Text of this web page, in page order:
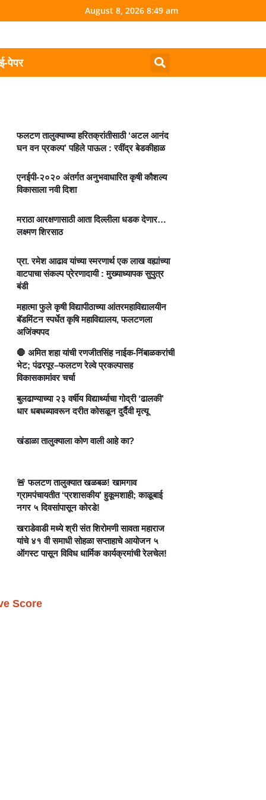
August 8, 2026 8:49 am
पेपर
फलटण तालुक्याच्या हरितक्रांतीसाठी ‘अटल आनंद
घन वन प्रकल्प’ पहिले पाऊल : रवींद्र बेडकीहाळ
एनईपी-२०२० अंतर्गत अनुभवाधारित कृषी कौशल्य
विकासाला नवी दिशा
मराठा आरक्षणासाठी आता दिल्लीला धडक देणार…
लक्ष्मण शिरसाठ
प्रा. रमेश आढाव यांच्या स्मरणार्थ एक लाख वह्यांच्या
वाटपाचा संकल्प प्रेरणादायी : मुख्याध्यापक सुपुत्र
बंडी
महात्मा फुले कृषी विद्यापीठाच्या आंतरमहाविद्यालयीन
बॅडमिंटन स्पर्धेत कृषि महाविद्यालय, फलटणला
अजिंक्यपद
🛑 अमित शहा यांची रणजीतसिंह नाईक-निंबाळकरांची
भेट; पंढरपूर–फलटण रेल्वे प्रकल्पासह
विकासकामांवर चर्चा
बुलढाण्याच्या २३ वर्षीय विद्यार्थ्याचा गोद्री ‘ढालकी’
धार धबधब्यावरून दरीत कोसळून दुर्दैवी मृत्यू
खंडाळा तालुक्याला कोण वाली आहे का?
🚨 फलटण तालुक्यात खळबळ! खामगाव
ग्रामपंचायतीत ‘प्रशासकीय’ हुकूमशाही; काळूबाई
नगर ५ दिवसांपासून कोरडे!
खराडेवाडी मध्ये श्री संत शिरोमणी सावता महाराज
यांचे ४१ वी समाधी सोहळा सप्ताहाचे आयोजन ५
ऑगस्ट पासून विविध धार्मिक कार्यक्रमांची रेलचेल!
Score